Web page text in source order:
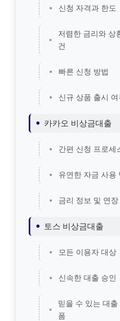
신청 자격과 한도
저렴한 금리와 상
건
빠른 신청 방법
신규 상품 출시 여
카카오 비상금대출
간편 신청 프로세
유연한 자금 사용
금리 정보 및 연장
토스 비상금대출
모든 이용자 대상
신속한 대출 승인
믿을 수 있는 대출
폼